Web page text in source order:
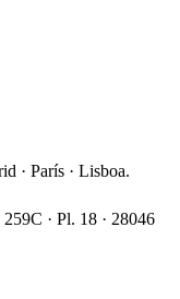
· París · Lisboa.
· Pl. 18 · 28046